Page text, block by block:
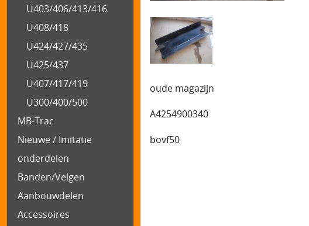
U403/406/413/416
U408/418
U424/427/435
U425/437
U407/417/419
U300/400/500
MB-Trac
Nieuwe / Imitatie
onderdelen
Banden/Velgen
Aanbouwdelen
Accessoires
oude magazijn
A4254900340
bovf50